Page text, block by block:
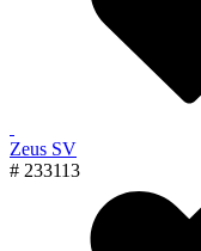
Zeus SV
# 233113